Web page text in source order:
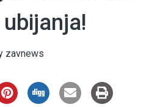
zavnews